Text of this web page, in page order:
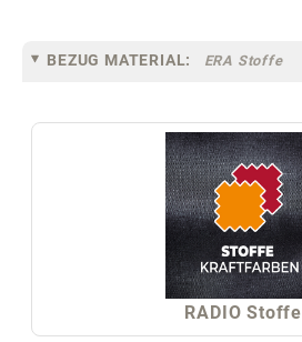
BEZUG MATERIAL: ERA Stoffe
RADIO Stoffe